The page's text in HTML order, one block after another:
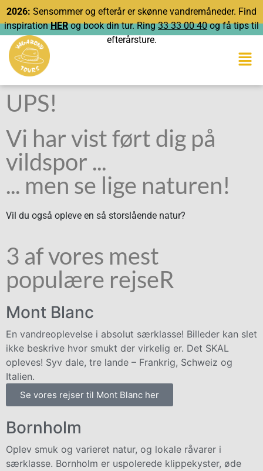
2026: Sensommer og efterår er skønne vandremåneder. Find
inspiration HERog book din tur. Ring33 33 00 40 og få tips til
efterårsture.
UPS!
Vi har vist ført dig på
vildspor ...
... men se lige naturen!
Vil du også opleve en så storslående natur?
3 af vores mest
populære rejseR
Mont Blanc
En vandreoplevelse i absolut særklasse! Billeder kan slet
ikke beskrive hvor smukt der virkelig er. Det SKAL
opleves! Syv dale, tre lande – Frankrig, Schweiz og
Italien.
Se vores rejser til Mont Blanc her
Bornholm
Oplev smuk og varieret natur, og lokale råvarer i
særklasse. Bornholm er uspolerede klippekyster, øde